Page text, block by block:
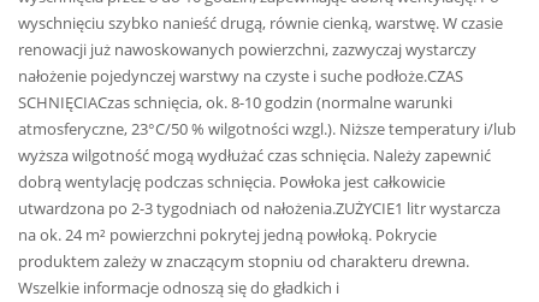
wyschnięciu szybko nanieść drugą, równie cienką, warstwę. W czasie
renowacji już nawoskowanych powierzchni, zazwyczaj wystarczy
nałożenie pojedynczej warstwy na czyste i suche podłoże.CZAS
SCHNIĘCIACzas schnięcia, ok. 8-10 godzin (normalne warunki
atmosferyczne, 23°C/50 % wilgotności wzgl.). Niższe temperatury i/lub
wyższa wilgotność mogą wydłużać czas schnięcia. Należy zapewnić
dobrą wentylację podczas schnięcia. Powłoka jest całkowicie
utwardzona po 2-3 tygodniach od nałożenia.ZUŻYCIE1 litr wystarcza
na ok. 24 m² powierzchni pokrytej jedną powłoką. Pokrycie
produktem zależy w znaczącym stopniu od charakteru drewna.
Wszelkie informacje odnoszą się do gładkich i